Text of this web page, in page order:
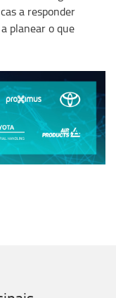
a responder
aplanearo que